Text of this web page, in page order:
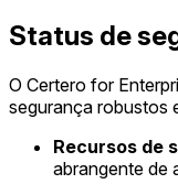
Status de
O Certero for
segurança robustos
Recursos de
abrangente de